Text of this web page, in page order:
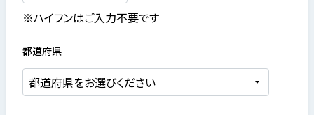
※ハイフンはご入力不要です
都道府県